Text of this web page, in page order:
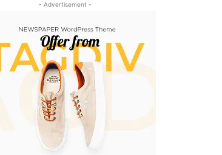
- Advertisement -